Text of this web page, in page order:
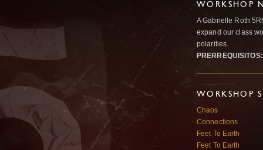
WORKSHOP
A Gabrielle Roth
expand our class
polarities.
PRERREQUISITOS:
WORKSHOP
Chaos
Connections
Feet To Earth
Feet To Earth